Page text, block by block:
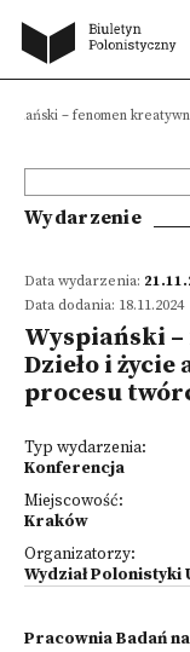
– fenomen
Wydarzenie
Data wydarzenia:
Data dodania: 18.11.2024
Wyspiański
Dzieło i
procesu
Typ wydarzenia:
Konferencja
Miejscowość:
Kraków
Organizatorzy:
Wydział Polonistyki
Pracownia Badań